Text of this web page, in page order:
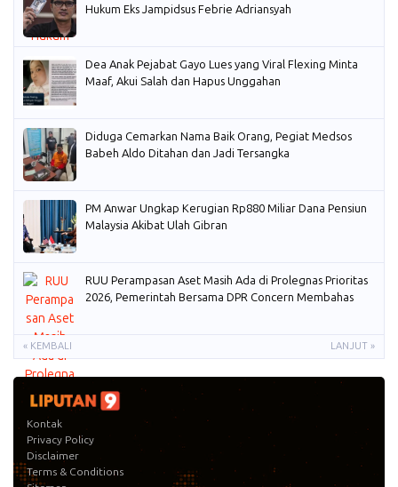
Hukum Eks Jampidsus Febrie Adriansyah
Dea Anak Pejabat Gayo Lues yang Viral Flexing Minta
Maaf, Akui Salah dan Hapus Unggahan
Diduga Cemarkan Nama Baik Orang, Pegiat Medsos
Babeh Aldo Ditahan dan Jadi Tersangka
PM Anwar Ungkap Kerugian Rp880 Miliar Dana Pensiun
Malaysia Akibat Ulah Gibran
RUU Perampasan Aset Masih Ada di Prolegnas Prioritas
2026, Pemerintah Bersama DPR Concern Membahas
« KEMBALI LANJUT »
Kontak
Privacy Policy
Disclaimer
Terms & Conditions